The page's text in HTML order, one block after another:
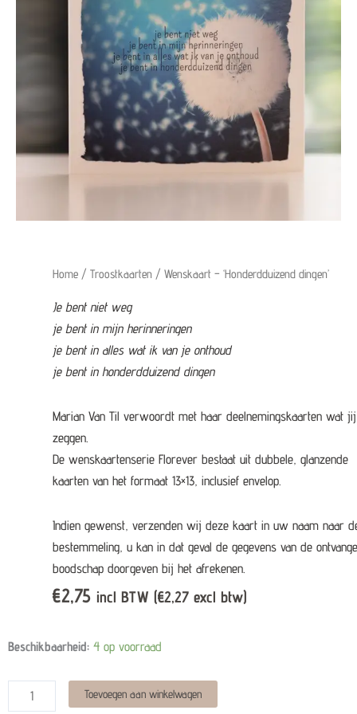
Home/ Troostkaarten / Wenskaart – ‘Honderdduizend dingen’
Je bent niet weg
je bent in mijn herinneringen
je bent in alles wat ik van je onthoud
je bent in honderdduizend dingen
Marian Van Til verwoordt met haar deelnemingskaarten wat
zeggen.
De wenskaartenserie Florever bestaat uit dubbele, glanzende
kaarten van het formaat 13×13, inclusief envelop.
Indien gewenst, verzenden wij deze kaart in uw naam naar
bestemmeling, u kan in dat geval de gegevens van de
boodschap doorgeven bij het afrekenen.
€2,75 incl BTW (€2,27excl btw)
Beschikbaarheid: 4 op voorraad
Wenskaart
'Honderdduizend
dingen'
Toevoegen aan winkelwagen